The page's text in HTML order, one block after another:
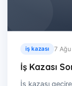
iş kazası 7
İş Kazası
İş kazası